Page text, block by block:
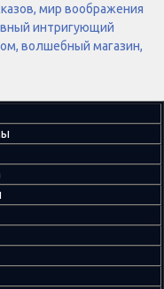
мир воображения
интригующий
волшебный магазин,